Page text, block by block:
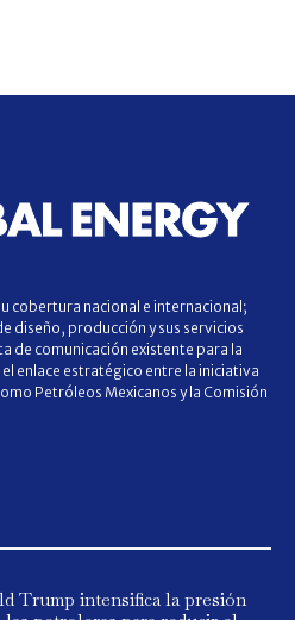
cobertura nacional e internacional;
diseño, producción y sus servicios
de comunicación existente para la
enlace estratégico entre la iniciativa
Petróleos Mexicanos y la Comisión
Trump intensifica la presión